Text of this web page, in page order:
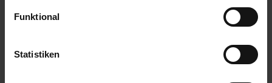
Funktional
Statistiken